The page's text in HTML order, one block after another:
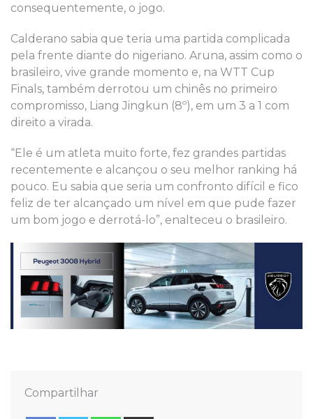
consequentemente, o jogo.
Calderano sabia que teria uma partida complicada
pela frente diante do nigeriano. Aruna, assim como o
brasileiro, vive grande momento e, na WTT Cup
Finals, também derrotou um chinês no primeiro
compromisso, Liang Jingkun (8º), em um 3 a 1 com
direito a virada.
“Ele é um atleta muito forte, fez grandes partidas
recentemente e alcançou o seu melhor ranking há
pouco. Eu sabia que seria um confronto difícil e fico
feliz de ter alcançado um nível em que pude fazer
um bom jogo e derrotá-lo”, enalteceu o brasileiro.
Compartilhar